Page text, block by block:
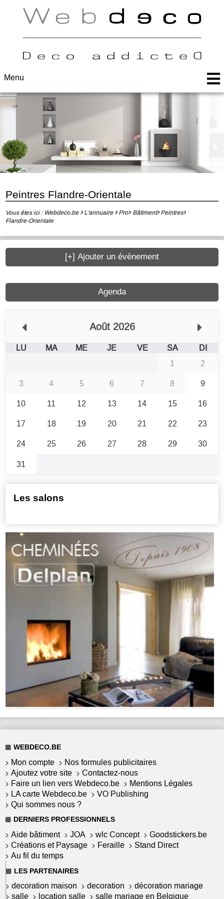
Menu
Peintres Flandre-Orientale
Vous êtes ici : Webdeco.be L'annuaire Pro Bâtiment Peintres
Flandre-Orientale
Agenda
Août 2026
LU MA ME JE VE SA
DI
1
2
3
4 5 6 7 8
9
10
11 12 13 14 15
16
17
18 19 20 21 22
23
24
25 26 27 28 29
30
31
[+] Ajouter un évènement
Les salons
WEBDECO.BE
Mon compte
Nos formules publicitaires
Ajoutez votre site
Contactez-nous
Faire un lien vers Webdeco.be
Mentions Légales
LA carte Webdeco.be
VO Publishing
Qui sommes nous ?
DERNIERS PROFESSIONNELS
Aide bâtiment JOA wlc Concept
Goodstickers.be
Créations et Paysage
Feraille
Stand Direct
Au fil du temps
LES PARTENAIRES
decoration maison decoration
décoration mariage
salle
location salle salle mariage en Belgique